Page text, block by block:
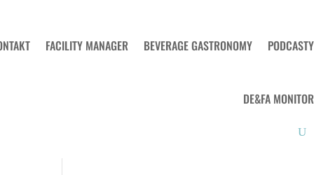
FACILITY MANAGER BEVERAGE GASTRONOMY PODCASTY
DE&FA MONITOR